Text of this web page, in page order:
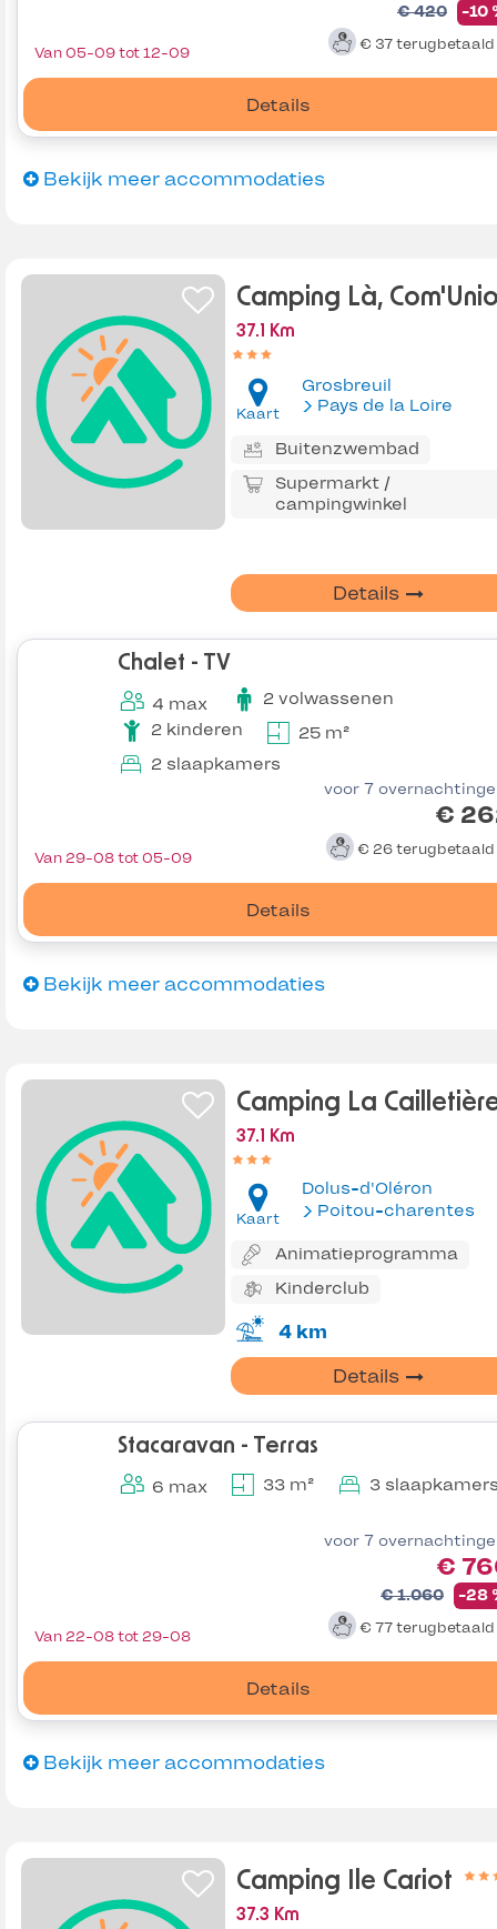
€ 420 -10
€ 37 terugbetaald
Details
Van 05-09 tot 12-09
Bekijk meer accommodaties
Camping Là,
37.1 Km
Kaart
Grosbreuil
Pays de la Loire
Buitenzwembad
Supermarkt /
campingwinkel
Details
Chalet - TV
4 max
2 volwassenen
2 kinderen
25 m²
2 slaapkamers
voor 7
€
€ 26 terugbetaald
Details
Van 29-08 tot 05-09
Bekijk meer accommodaties
Camping La
37.1 Km
Kaart
Dolus-d'Oléron
Poitou-charentes
Animatieprogramma
Kinderclub
4 km
Details
Stacaravan - Terras
6 max 33 m² 3
voor 7
€
€ 1.060 -28
€ 77 terugbetaald
Details
Van 22-08 tot 29-08
Bekijk meer accommodaties
Camping Ile Cariot
37.3 Km